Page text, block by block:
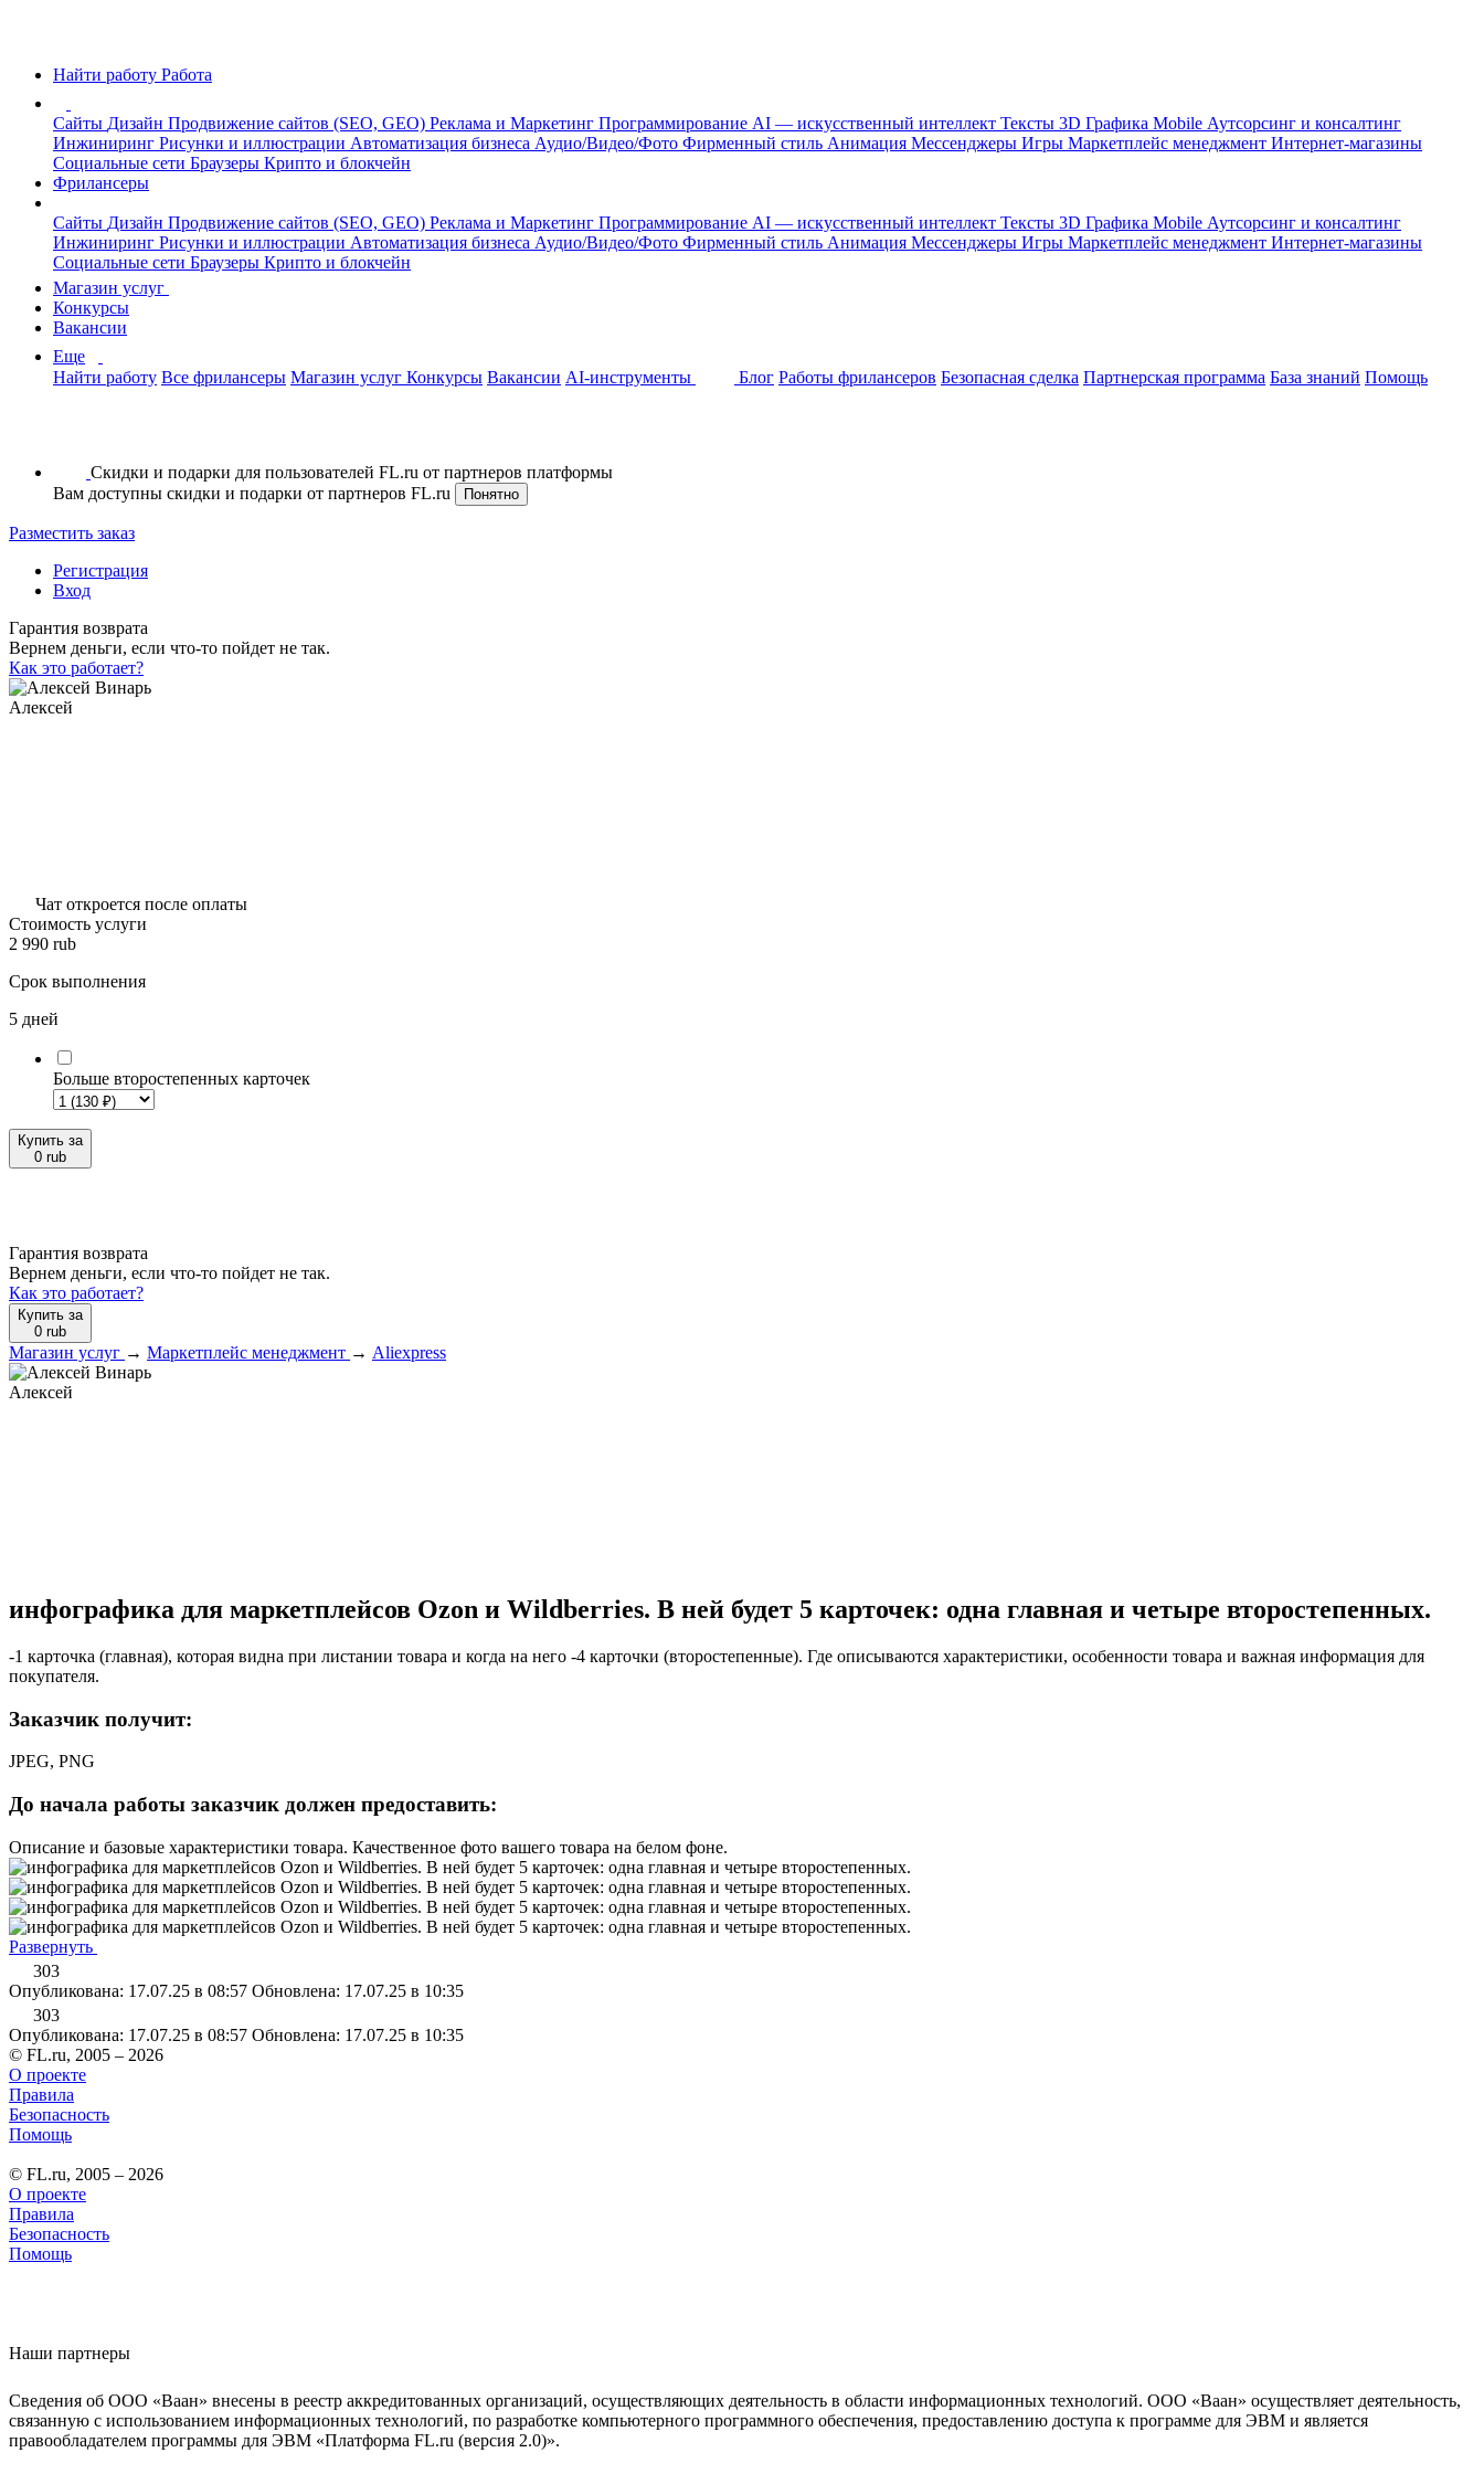
Найти работу Работа
Сайты Дизайн Продвижение сайтов (SEO, GEO) Реклама и Маркетинг Программирование AI — искусственный интеллект Тексты 3D Графика Mobile Аутсорсинг и консалтинг
Инжиниринг Рисунки и иллюстрации Автоматизация бизнеса Аудио/Видео/Фото Фирменный стиль Анимация Мессенджеры Игры Маркетплейс менеджмент Интернет-магазины
Социальные сети Браузеры Крипто и блокчейн
Фрилансеры
Сайты Дизайн Продвижение сайтов (SEO, GEO) Реклама и Маркетинг Программирование AI — искусственный интеллект Тексты 3D Графика Mobile Аутсорсинг и консалтинг
Инжиниринг Рисунки и иллюстрации Автоматизация бизнеса Аудио/Видео/Фото Фирменный стиль Анимация Мессенджеры Игры Маркетплейс менеджмент Интернет-магазины
Социальные сети Браузеры Крипто и блокчейн
Магазин услуг
Конкурсы
Вакансии
Еще
Найти работу Все фрилансеры Магазин услуг Конкурсы Вакансии AI-инструменты Блог Работы фрилансеров Безопасная сделка Партнерская программа База знаний Помощь
Скидки и подарки для пользователей FL.ru от партнеров платформы
Вам доступны скидки и подарки от партнеров FL.ru
Понятно
Разместить заказ
Регистрация
Вход
Гарантия возврата
Вернем деньги, если что-то пойдет не так.
Как это работает?
Алексей
Чат откроется после оплаты
Стоимость услуги
2 990 rub
Срок выполнения
5 дней
Больше второстепенных карточек
Купить за
0 rub
Гарантия возврата
Вернем деньги, если что-то пойдет не так.
Как это работает?
Купить за
0 rub
Магазин услуг → Маркетплейс менеджмент → Aliexpress
Алексей
инфографика для маркетплейсов Ozon и Wildberries. В ней будет 5 карточек: одна главная и четыре второстепенных.
-1 карточка (главная), которая видна при листании товара и когда на него -4 карточки (второстепенные). Где описываются характеристики, особенности товара и важная информация для
покупателя.
Заказчик получит:
JPEG, PNG
До начала работы заказчик должен предоставить:
Описание и базовые характеристики товара. Качественное фото вашего товара на белом фоне.
Развернуть
303
Опубликована: 17.07.25 в 08:57 Обновлена: 17.07.25 в 10:35
303
Опубликована: 17.07.25 в 08:57 Обновлена: 17.07.25 в 10:35
© FL.ru, 2005 – 2026
О проекте
Правила
Безопасность
Помощь
© FL.ru, 2005 – 2026
О проекте
Правила
Безопасность
Помощь
Наши партнеры
Сведения об ООО «Ваан» внесены в реестр аккредитованных организаций, осуществляющих деятельность в области информационных технологий. ООО «Ваан» осуществляет деятельность,
связанную с использованием информационных технологий, по разработке компьютерного программного обеспечения, предоставлению доступа к программе для ЭВМ и является
правообладателем программы для ЭВМ «Платформа FL.ru (версия 2.0)».